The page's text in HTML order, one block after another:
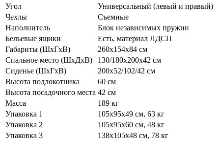
Угол
Универсальный (левый и правый)
Чехлы
Съемные
Наполнитель
Блок независимых пружин
Бельевые ящики
Есть, материал ЛДСП
Габариты (ШхГхВ)
260х154х84 см
Спальное место (ШхДхВ)
130/180х200х42 см
Сиденье (ШхГхВ)
200х52/102/42 см
Высота подлокотника
60 см
Высота посадочного места 42 см
Масса
189 кг
Упаковка 1
105х95х49 см, 63 кг
Упаковка 2
105х95х60 см, 48 кг
Упаковка 3
138х105х48 см, 78 кг